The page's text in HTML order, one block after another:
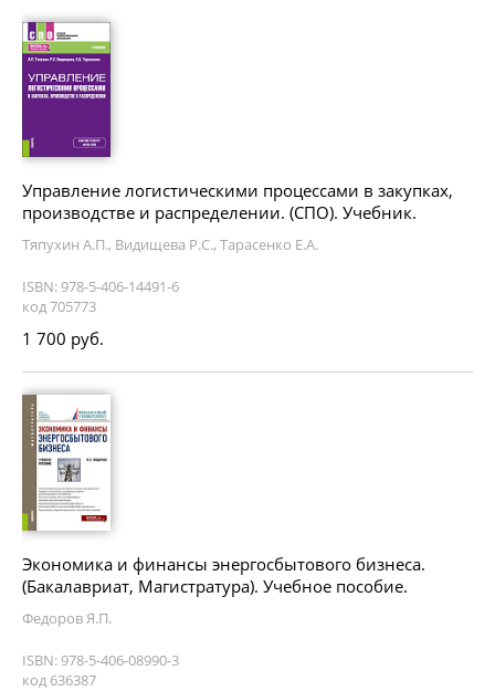
Управление логистическими процессами в закупках,
производстве и распределении. (СПО). Учебник.
Тяпухин А.П., Видищева Р.С., Тарасенко Е.А.
ISBN: 978-5-406-14491-6
код 705773
1 700 руб.
Экономика и финансы энергосбытового бизнеса.
(Бакалавриат, Магистратура). Учебное пособие.
Федоров Я.П.
ISBN: 978-5-406-08990-3
код 636387